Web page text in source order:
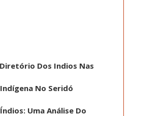
Dos Indios Nas
No Seridó
Uma Análise Do